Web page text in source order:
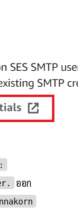
ออก